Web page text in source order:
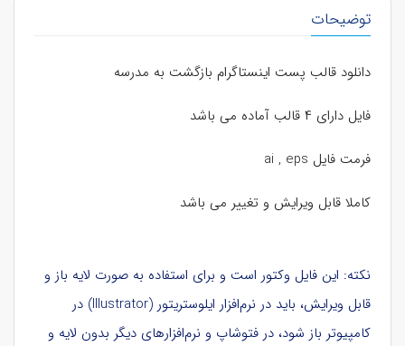
توضیحات
دانلود قالب پست اینستاگرام بازگشت به مدرسه
فایل دارای ۴ قالب آماده می باشد
فرمت فایل ai , eps
کاملا قابل ویرایش و تغییر می باشد
نکته: این فایل وکتور است و برای استفاده به صورت لایه باز و
قابل ویرایش، باید در نرم‌افزار ایلوستریتور (Illustrator) در
کامپیوتر باز شود، در فتوشاپ و نرم‌افزارهای دیگر بدون لایه و